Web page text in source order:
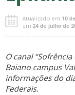
Atualizado em 10
em24 de julho de
O canal
Baiano campus
informações do
Federais.